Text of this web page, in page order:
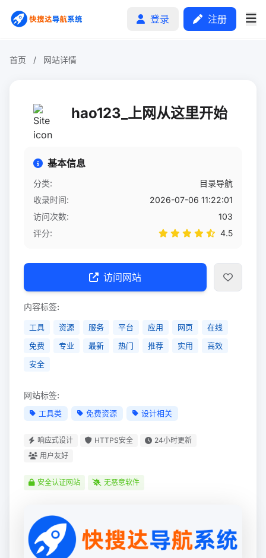
登录 注册
分类排行
自助广告
首页 / 网站详情
hao123_上网从这里开始
基本信息
分类:
目录导航
收录时间:
2026-07-06 11:22:01
访问次数:
103
评分:
4.5
访问网站
内容标签:
工具 资源 服务 平台 应用 网页
在线
免费
专业 最新 热门 推荐 实用
高效
安全
网站标签:
工具类 免费资源 设计相关
响应式设计 HTTPS安全
24小时更新
用户友好
安全认证网站 无恶意软件